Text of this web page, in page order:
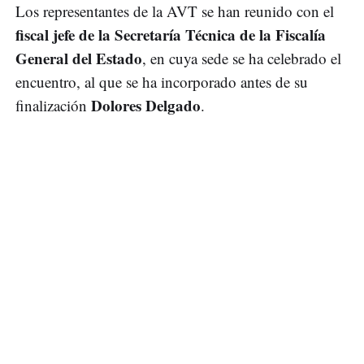
Los representantes de la AVT se han reunido con el
fiscal jefe de la Secretaría Técnica de la Fiscalía
General del Estado, en cuya sede se ha celebrado el
encuentro, al que se ha incorporado antes de su
finalización Dolores Delgado.